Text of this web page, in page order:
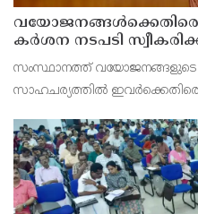
കർശന നടപടി
സംസ്ഥാനത്ത് വയോജനങ്ങളുടെ
സാഹചര്യത്തിൽ
കെ. സോമപ്രസാദ്.